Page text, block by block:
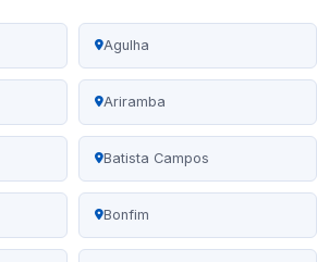
Agulha
Ariramba
Batista Campos
Bonfim